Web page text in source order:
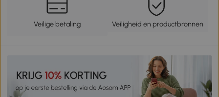
Veilige betaling Veiligheid en productbronnen